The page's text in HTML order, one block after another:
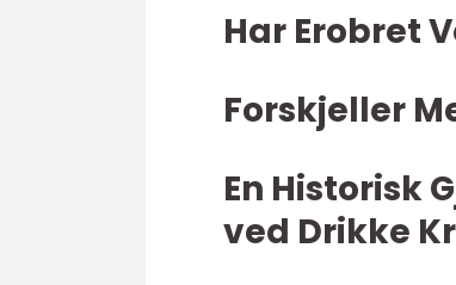
Har Erobret
Forskjeller
En Historisk
ved Drikke